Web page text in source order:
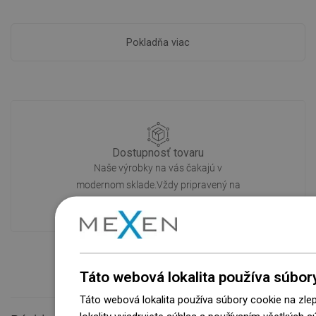
Pokladňa viac
Dostupnosť tovaru
Naše výrobky na vás čakajú v
modernom sklade.Vždy pripravený na
Táto webová lokalita používa
Táto webová lokalita používa súbory cookie na